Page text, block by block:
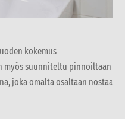
kokemus
myös suunniteltu pinnoiltaan
joka omalta osaltaan nostaa